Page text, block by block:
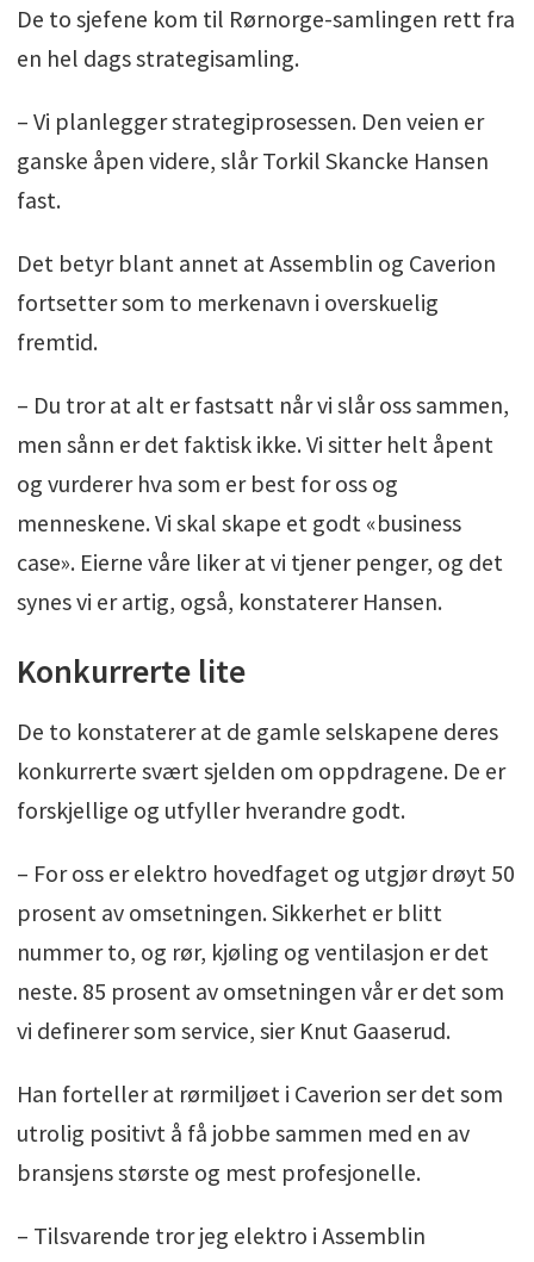
De to sjefene kom til Rørnorge-samlingen rett fra
en hel dags strategisamling.
– Vi planlegger strategiprosessen. Den veien er
ganske åpen videre, slår Torkil Skancke Hansen
fast.
Det betyr blant annet at Assemblin og Caverion
fortsetter som to merkenavn i overskuelig
fremtid.
– Du tror at alt er fastsatt når vi slår oss sammen,
men sånn er det faktisk ikke. Vi sitter helt åpent
og vurderer hva som er best for oss og
menneskene. Vi skal skape et godt «business
case». Eierne våre liker at vi tjener penger, og det
synes vi er artig, også, konstaterer Hansen.
Konkurrerte lite
De to konstaterer at de gamle selskapene deres
konkurrerte svært sjelden om oppdragene. De er
forskjellige og utfyller hverandre godt.
– For oss er elektro hovedfaget og utgjør drøyt 50
prosent av omsetningen. Sikkerhet er blitt
nummer to, og rør, kjøling og ventilasjon er det
neste. 85 prosent av omsetningen vår er det som
vi definerer som service, sier Knut Gaaserud.
Han forteller at rørmiljøet i Caverion ser det som
utrolig positivt å få jobbe sammen med en av
bransjens største og mest profesjonelle.
– Tilsvarende tror jeg elektro i Assemblin